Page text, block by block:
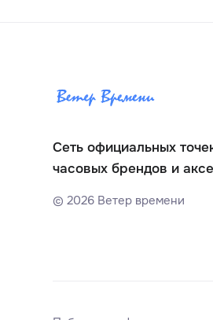
Сеть официальных
часовых брендов и
©2026 Ветер времени